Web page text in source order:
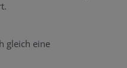
gleich eine